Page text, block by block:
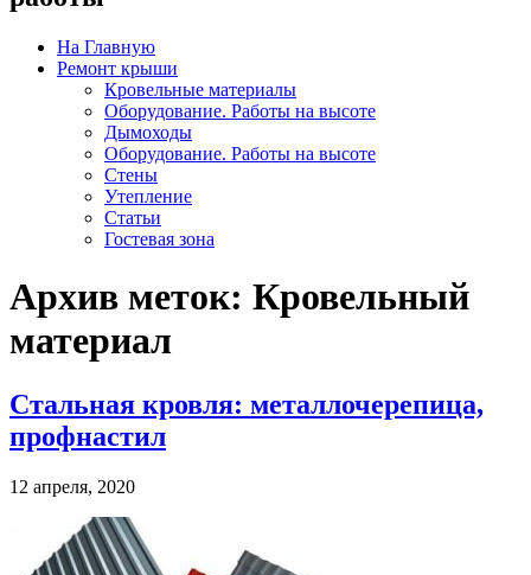
На Главную
Ремонт крыши
Кровельные материалы
Оборудование. Работы на высоте
Дымоходы
Оборудование. Работы на высоте
Стены
Утепление
Статьи
Гостевая зона
Архив меток: Кровельный
материал
Стальная кровля: металлочерепица,
профнастил
12 апреля, 2020